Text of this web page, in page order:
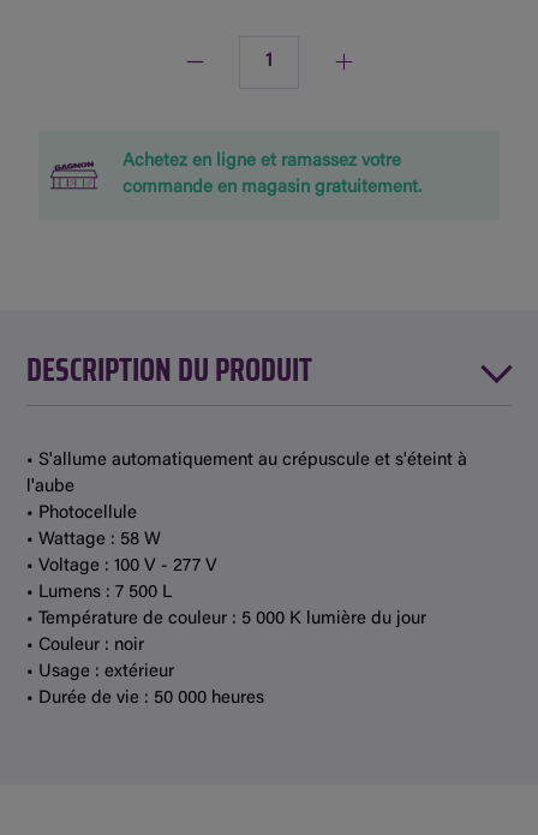
Achetez en ligne et ramassez votre
commande en magasin gratuitement.
DESCRIPTION DU PRODUIT
• S'allume automatiquement au crépuscule et s'éteint à
l'aube
• Photocellule
• Wattage : 58 W
• Voltage : 100 V - 277 V
• Lumens : 7 500 L
• Température de couleur : 5 000 K lumière du jour
• Couleur : noir
• Usage : extérieur
• Durée de vie : 50 000 heures